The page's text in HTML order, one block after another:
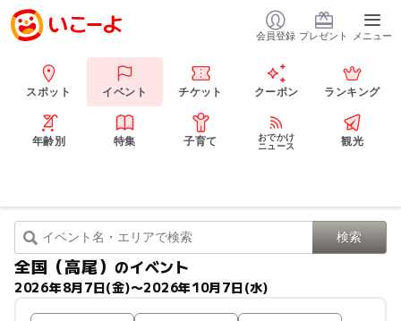
会員登録 プレゼント メニュー
スポット イベント チケット クーポン ランキング
年齢別 特集 子育て
おでかけ
ニュース
観光
全国（高尾）のイベント
2026年8月7日(金)〜2026年10月7日(水)